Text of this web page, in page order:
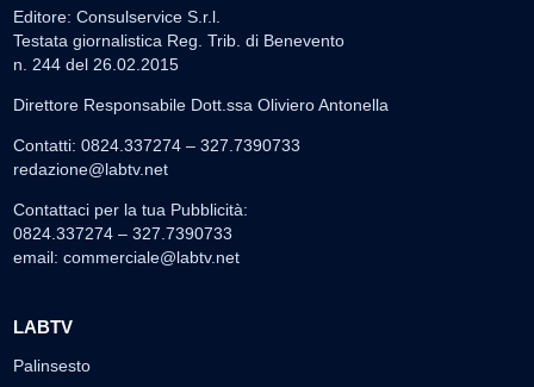
Editore: Consulservice S.r.l.
Testata giornalistica Reg. Trib. di Benevento
n. 244 del 26.02.2015
Direttore Responsabile Dott.ssa Oliviero Antonella
Contatti: 0824.337274 – 327.7390733
redazione@labtv.net
Contattaci per la tua Pubblicità:
0824.337274 – 327.7390733
email: commerciale@labtv.net
LABTV
Palinsesto